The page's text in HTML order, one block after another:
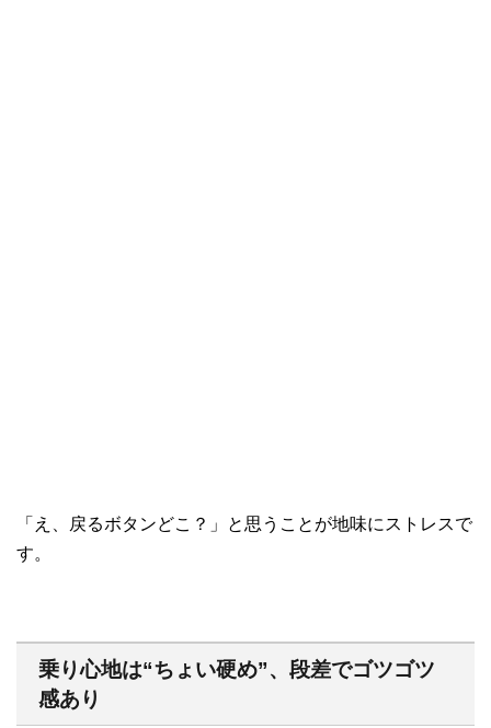
「え、戻るボタンどこ？」と思うことが地味にストレスで
す。
乗り心地は“ちょい硬め”、段差でゴツゴツ
感あり